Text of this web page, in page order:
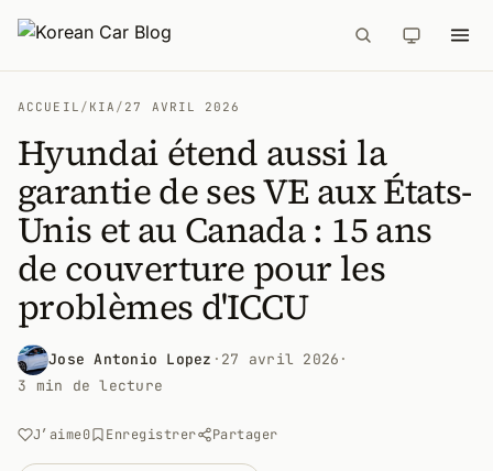
ACCUEIL / KIA / 27 AVRIL 2026
Hyundai étend aussi la
garantie de ses VE aux États-
Unis et au Canada : 15 ans
de couverture pour les
problèmes d'ICCU
Jose Antonio Lopez · 27 avril 2026 ·
3 min de lecture
J’aime0 Enregistrer Partager